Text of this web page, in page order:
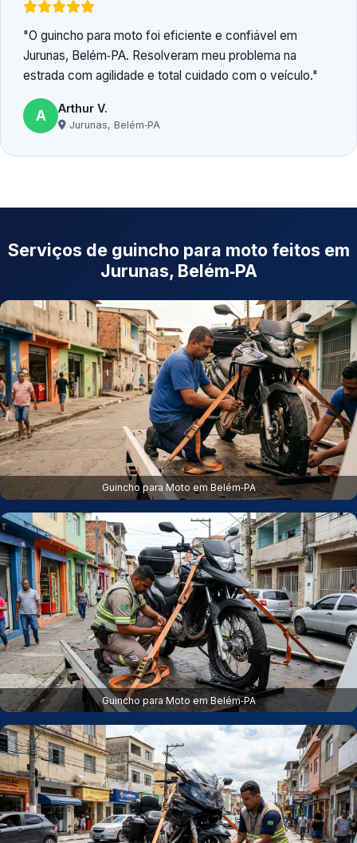
O guincho para moto foi eficiente e confiável em
Jurunas, Belém‑PA. Resolveram meu problema na
estrada com agilidade e total cuidado com o veículo.
A Arthur V.
Jurunas, Belém‑PA
Serviços de guincho para moto feitos em
Jurunas, Belém‑PA
Guincho para Moto em Belém‑PA
Guincho para Moto em Belém‑PA